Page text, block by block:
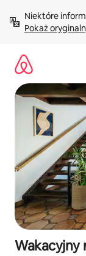
treści Pokaż
Wakacyjny